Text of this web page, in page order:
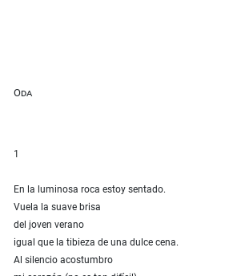
Oda
1
En la luminosa roca estoy sentado.
Vuela la suave brisa
del joven verano
igual que la tibieza de una dulce cena.
Al silencio acostumbro